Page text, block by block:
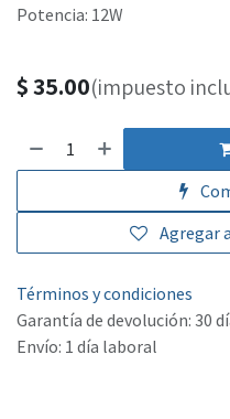
Potencia: 12W
$35.00(impuesto
Agregar
Términos y condiciones
Garantía de devolución: 30
Envío: 1 día laboral